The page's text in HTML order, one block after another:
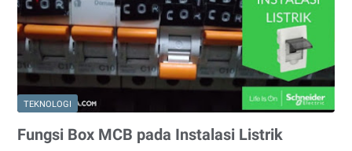
Kaki/Injak)
TEKNOLOGI
Fungsi Box MCB pada Instalasi Listrik